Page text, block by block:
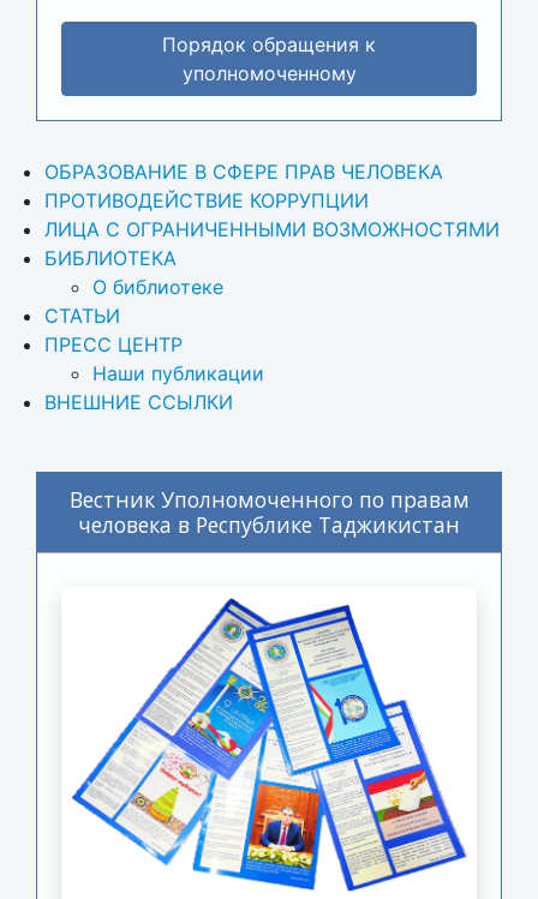
Порядок обращения к
уполномоченному
ОБРАЗОВАНИЕ В СФЕРЕ ПРАВ ЧЕЛОВЕКА
ПРОТИВОДЕЙСТВИЕ КОРРУПЦИИ
ЛИЦА С ОГРАНИЧЕННЫМИ ВОЗМОЖНОСТЯМИ
БИБЛИОТЕКА
О библиотеке
СТАТЬИ
ПРЕСС ЦЕНТР
Наши публикации
ВНЕШНИЕ ССЫЛКИ
Вестник Уполномоченного по правам
человека в Республике Таджикистан